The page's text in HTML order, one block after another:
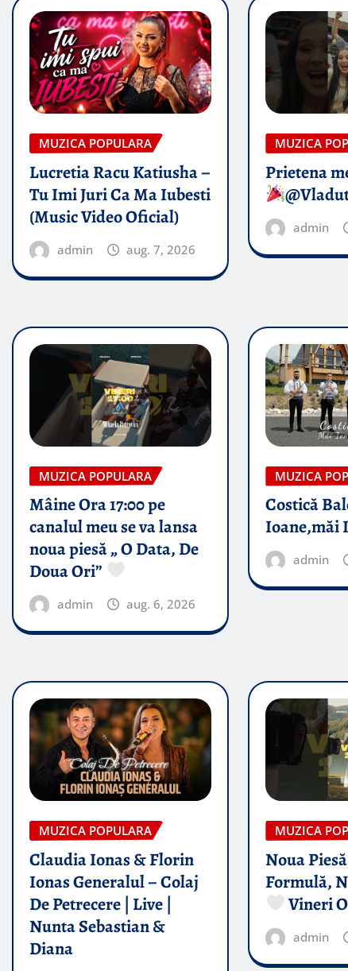
MUZICA POPULARA
Lucretia Racu Katiusha –
Tu Imi Juri Ca Ma Iubesti
(Music Video Oficial)
admin aug. 7, 2026
MUZICA
Prietena
admin
MUZICA POPULARA
Mâine Ora 17:00 pe
canalul meu se va lansa
noua piesă „ O Data, De
Doua Ori”
admin aug. 6, 2026
MUZICA
Costică
Ioane,măi
admin
MUZICA POPULARA
Claudia Ionas & Florin
Ionas Generalul – Colaj
De Petrecere | Live |
Nunta Sebastian &
Diana
MUZICA
Noua
Formulă,
Vineri
admin